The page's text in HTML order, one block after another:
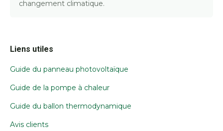
changement climatique.
Liens utiles
Guide du panneau photovoltaïque
Guide de la pompe à chaleur
Guide du ballon thermodynamique
Avis clients